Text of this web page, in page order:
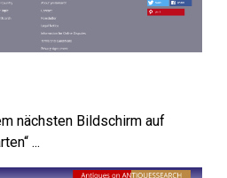
nächsten Bildschirm auf
...